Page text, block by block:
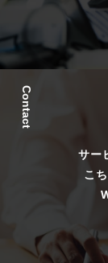
Contact
サー
こ